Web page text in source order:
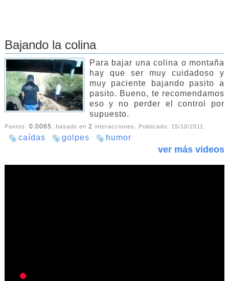
Bajando la colina
Para bajar una colina o montaña
hay que ser muy cuidadoso y
muy paciente bajando pasito a
pasito. Bueno, te recomendamos
eso y no perder el control por
supuesto.
Puntos: 0.0065 , basado en 2 interacciones. Publicado: 15/10/2011.
caídas golpes humor
ver más videos